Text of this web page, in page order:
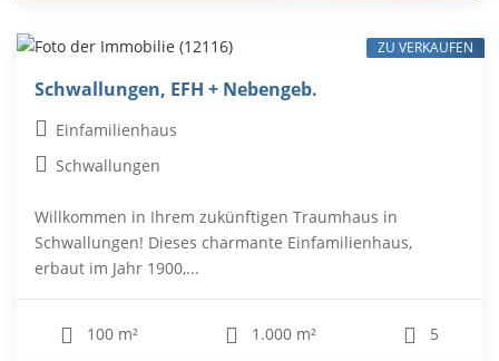
Schwallungen, EFH + Nebengeb.
Einfamilienhaus
Schwallungen
Willkommen in Ihrem zukünftigen Traumhaus in
Schwallungen! Dieses charmante Einfamilienhaus,
erbaut im Jahr 1900,...
100 m² 1.000 m² 5
ZU VERKAUFEN